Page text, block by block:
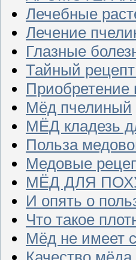
Лечебные
Лечение
Глазные
Тайный
Приобретение
Мёд пчелиный
МЁД кладезь
Польза
Медовые
МЁД ДЛЯ
И опять о
Что такое
Мёд не имеет